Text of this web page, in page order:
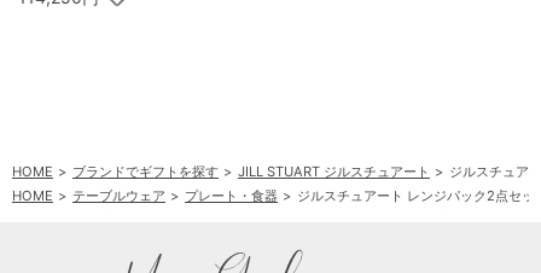
HOME ブランドでギフトを探す JILL STUART ジルスチュアート
ジルスチュア
HOME
テーブルウェア プレート・食器
ジルスチュアート レンジパック2点セッ